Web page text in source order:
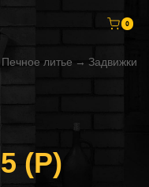
0
Печное литье → Задвижки
(Р)